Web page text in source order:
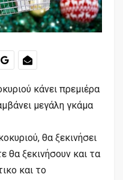
κάνει πρεμιέρα
μεγάλη γκάμα
θα ξεκινήσει
θα ξεκινήσουν και τα
και το